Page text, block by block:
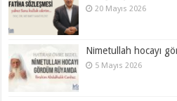
20 Mayıs 2026
Nimetullah hocayı
5 Mayıs 2026